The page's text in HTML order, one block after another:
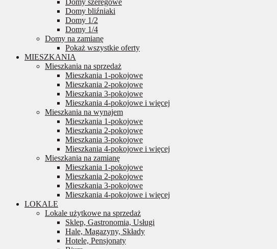
Domy szeregowe
Domy bliźniaki
Domy 1/2
Domy 1/4
Domy na zamianę
Pokaż wszystkie oferty
MIESZKANIA
Mieszkania na sprzedaż
Mieszkania 1-pokojowe
Mieszkania 2-pokojowe
Mieszkania 3-pokojowe
Mieszkania 4-pokojowe i więcej
Mieszkania na wynajem
Mieszkania 1-pokojowe
Mieszkania 2-pokojowe
Mieszkania 3-pokojowe
Mieszkania 4-pokojowe i więcej
Mieszkania na zamianę
Mieszkania 1-pokojowe
Mieszkania 2-pokojowe
Mieszkania 3-pokojowe
Mieszkania 4-pokojowe i więcej
LOKALE
Lokale użytkowe na sprzedaż
Sklep, Gastronomia, Usługi
Hale, Magazyny, Składy
Hotele, Pensjonaty